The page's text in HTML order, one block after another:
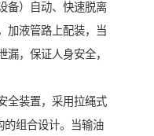
备）自动、快速脱离
加液管路上配装，当
，保证人身安全，
全装置，采用拉绳式
的组合设计。当输油